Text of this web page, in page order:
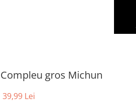
Compleu gros Michun
39,99 Lei